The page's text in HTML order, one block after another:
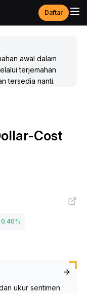
Daftar
awal dalam
terjemahan
tersedia nanti.
Cost
0.40%
ukur sentimen